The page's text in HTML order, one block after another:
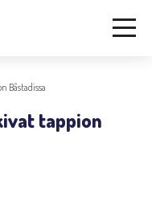
Båstadissa
tappion